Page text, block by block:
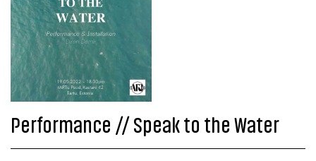
Performance // Speak to the Water